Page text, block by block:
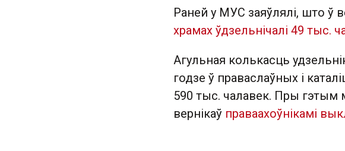
Раней у МУС заяўлялі, што ў
храмах ўдзельнічалі 49 тыс.
Агульная колькасць
годзе ў праваслаўных і
590 тыс. чалавек. Пры гэтым
вернікаў праваахоўнікамі